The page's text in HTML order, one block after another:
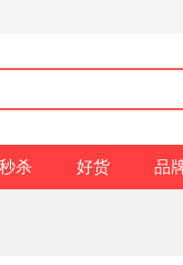
秒杀 好货 品